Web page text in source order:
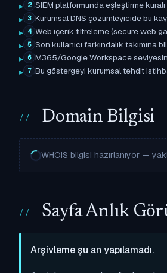
2 SIEM platformunda eşleştirme
3 Kurumsal DNS çözümleyicide bu
4 Web içerik filtreleme (secure web
5 Son kullanıcı farkındalık takımına
6 M365/Google Workspace
7 Bu göstergeyi kurumsal tehdit
Domain Bilgisi
WHOIS bilgisi hazırlanıyor —
Sayfa Anlık
Arşivleme şu an yapılamadı.